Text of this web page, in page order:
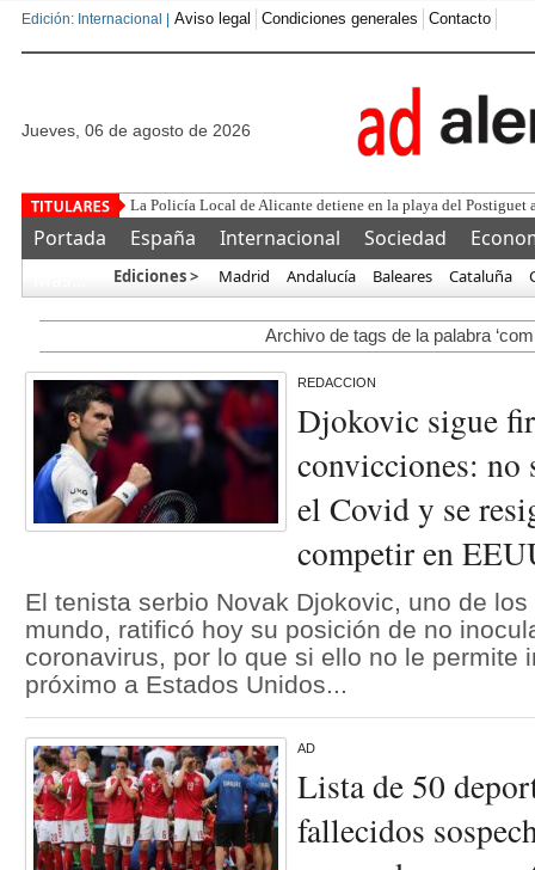
Edición: Internacional | Aviso legal Condiciones generales Contacto
jueves, 06 de agosto de 2026
Es
Portada España Internacional Sociedad
Ediciones > Madrid Andalucía Baleares Cataluña
Archivo de tags de la palabra
REDACCION
Djokovic sigue
convicciones: no
el Covid y se
competir en
El tenista serbio Novak Djokovic, uno de
mundo, ratificó hoy su posición de no
coronavirus, por lo que si ello no le permite
próximo a Estados Unidos...
AD
Lista de 50
fallecidos